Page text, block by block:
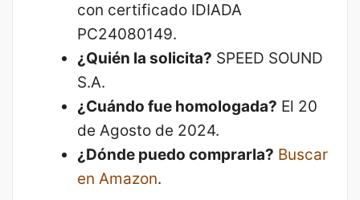
con certificado IDIADA
PC24080149.
¿Quién la solicita? SPEED SOUND
S.A.
¿Cuándo fue homologada? El 20
de Agosto de 2024.
¿Dónde puedo comprarla? Buscar
en Amazon.